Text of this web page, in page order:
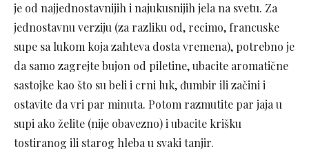
je od najjednostavnijih i najukusnijih jela na svetu. Za
jednostavnu verziju (za razliku od, recimo, francuske
supe sa lukom koja zahteva dosta vremena), potrebno je
da samo zagrejte bujon od piletine, ubacite aromatične
sastojke kao što su beli i crni luk, đumbir ili začini i
ostavite da vri par minuta. Potom razmutite par jaja u
supi ako želite (nije obavezno) i ubacite krišku
tostiranog ili starog hleba u svaki tanjir.